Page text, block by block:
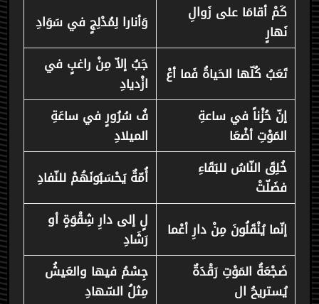
كَمْ أقامَا على زَوالِ
نَهارٍ
وَأنارا لِمُدْلِجٍ في سَوَادِ
تَعَبُ كُلّها الحَياةُ فَما أعْ
جَبُ إلاّ مِنْ راغبٍ في
ازْديادِ
إنّ حُزْناً في ساعةِ
المَوْتِ أضْعَا
فُ سُرُورٍ في ساعَةِ
الميلادِ
خُلِقَ النّاسُ للبَقَاءِ
فضَلّتْ
أُمّةٌ يَحْسَبُونَهُمْ للنّفادِ
إنّما يُنْقَلُونَ مِنْ دارِ أعْما
لٍ إلى دارِ شِقْوَةٍ أو
رَشَادِ
ضَجْعَةُ المَوْتِ رَقْدَةٌ
يُستريحُ ال
جِسْمُ فيها والعَيشُ
مِثلُ السّهادِ